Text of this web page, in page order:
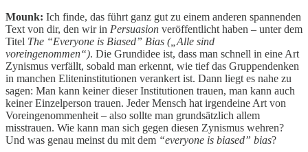
Mounk: Ich finde, das führt ganz gut zu einem anderen spannenden
Text von dir, den wir in Persuasion veröffentlicht haben – unter dem
Titel The “Everyone is Biased” Bias („Alle sind
voreingenommen“). Die Grundidee ist, dass man schnell in eine Art
Zynismus verfällt, sobald man erkennt, wie tief das Gruppendenken
in manchen Eliteninstitutionen verankert ist. Dann liegt es nahe zu
sagen: Man kann keiner dieser Institutionen trauen, man kann auch
keiner Einzelperson trauen. Jeder Mensch hat irgendeine Art von
Voreingenommenheit – also sollte man grundsätzlich allem
misstrauen. Wie kann man sich gegen diesen Zynismus wehren?
Und was genau meinst du mit dem “everyone is biased” bias?